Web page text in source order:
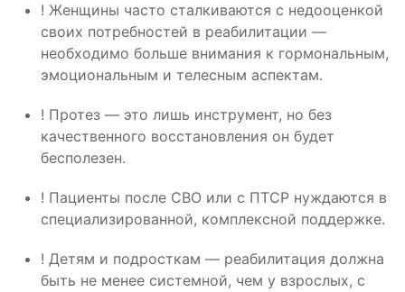
! Женщины часто сталкиваются с недооценкой
своих потребностей в реабилитации —
необходимо больше внимания к гормональным,
эмоциональным и телесным аспектам.
! Протез — это лишь инструмент, но без
качественного восстановления он будет
бесполезен.
! Пациенты после СВО или с ПТСР нуждаются в
специализированной, комплексной поддержке.
! Детям и подросткам — реабилитация должна
быть не менее системной, чем у взрослых, с